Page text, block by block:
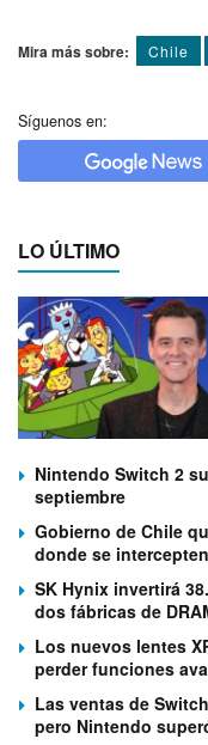
Mira más sobre: Chile
Síguenos en:
LO ÚLTIMO
Nintendo Switch 2
septiembre
Gobierno de Chile
donde se
SK Hynix invertirá
dos fábricas de
Los nuevos lentes
perder funciones
Las ventas de
pero Nintendo